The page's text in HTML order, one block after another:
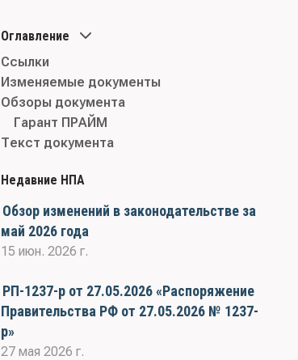
Оглавление
Ссылки
Изменяемые документы
Обзоры документа
Гарант ПРАЙМ
Текст документа
Недавние НПА
Обзор изменений в законодательстве за
май 2026 года
15 июн. 2026 г.
РП-1237-р от 27.05.2026 «Распоряжение
Правительства РФ от 27.05.2026 № 1237-
р»
27 мая 2026 г.